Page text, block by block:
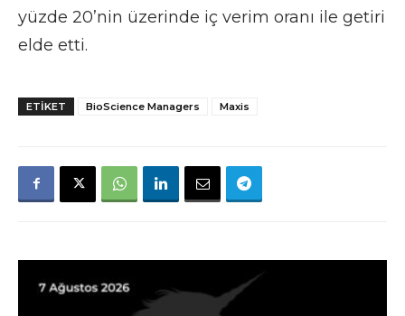
yüzde 20’nin üzerinde iç verim oranı ile getiri
elde etti.
ETIKET BioScience Managers Maxis